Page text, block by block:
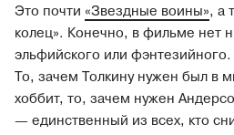
Это почти «Звездные воины», а
колец». Конечно, в фильме нет
эльфийского или
То, зачем Толкину нужен был в
хоббит, то, зачем нужен
— единственный из всех, кто